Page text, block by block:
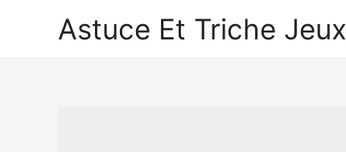
Astuce Et Triche Jeux